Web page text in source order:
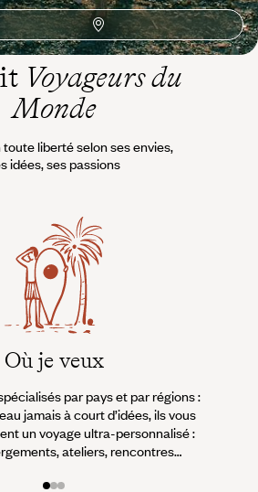
Voyageurs du
Monde
liberté selon ses envies,
idées, ses passions
Où je veux
par pays et par régions :
jamais à court d’idées, ils vous
un voyage ultra-personnalisé :
ateliers, rencontres…